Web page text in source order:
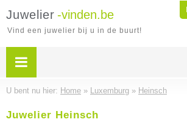
Juwelier -vinden.be
Vind een juwelier bij u in de buurt!
U bent nu hier: Home » Luxemburg » Heinsch
Juwelier Heinsch